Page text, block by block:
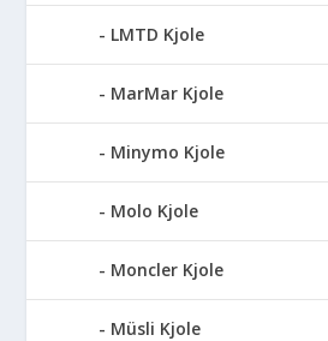
LMTD Kjole
MarMar Kjole
Minymo Kjole
Molo Kjole
Moncler Kjole
Müsli Kjole